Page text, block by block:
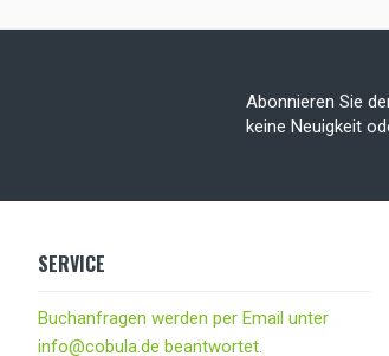
Abonnieren Sie
keine Neuigkeit
SERVICE
Buchanfragen werden per Email unter
info@cobula.de beantwortet.